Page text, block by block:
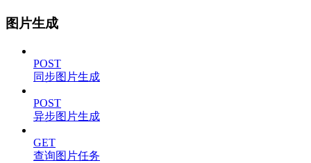
图片生成
POST
同步图片生成
POST
异步图片生成
GET
查询图片任务